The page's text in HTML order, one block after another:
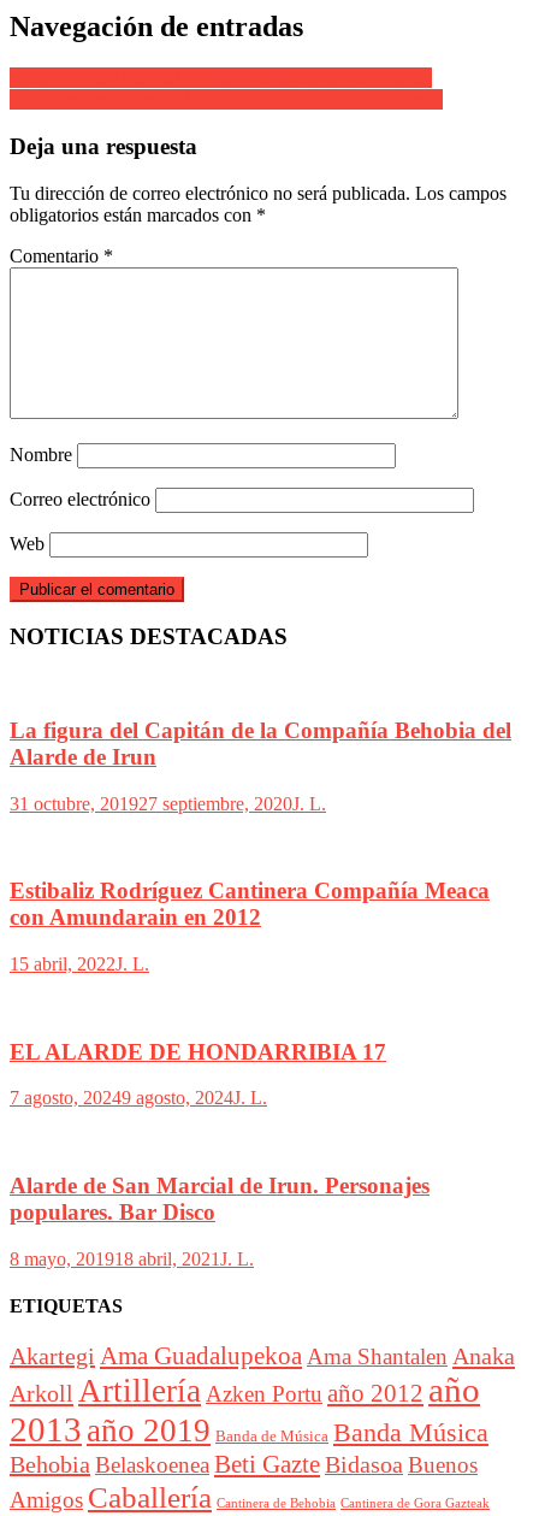
Navegación de entradas
Deja una respuesta
Tu dirección de correo electrónico no será publicada. Los campos
obligatorios están marcados con *
Comentario *
Nombre
Correo electrónico
Web
NOTICIAS DESTACADAS
La figura del Capitán de la Compañía Behobia del
Alarde de Irun
31 octubre, 201927 septiembre, 2020J. L.
Estibaliz Rodríguez Cantinera Compañía Meaca
con Amundarain en 2012
15 abril, 2022J. L.
EL ALARDE DE HONDARRIBIA 17
7 agosto, 20249 agosto, 2024J. L.
Alarde de San Marcial de Irun. Personajes
populares. Bar Disco
8 mayo, 201918 abril, 2021J. L.
ETIQUETAS
Akartegi Ama GuadalupekoaAma Shantalen Anaka
Arkoll ArtilleríaAzken Portu año 2012 año
2013 año 2019 Banda de Música Banda Música
BehobiaBelaskoeneaBeti GazteBidasoaBuenos
Amigos Caballería Cantinera de Behobia Cantinera de Gora Gazteak